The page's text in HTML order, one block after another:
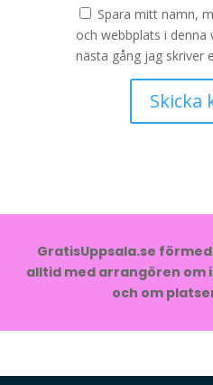
Spara mitt namn,
och webbplats i denna
nästa gång jag skriver
GratisUppsala.se
alltid med arrangören
och om